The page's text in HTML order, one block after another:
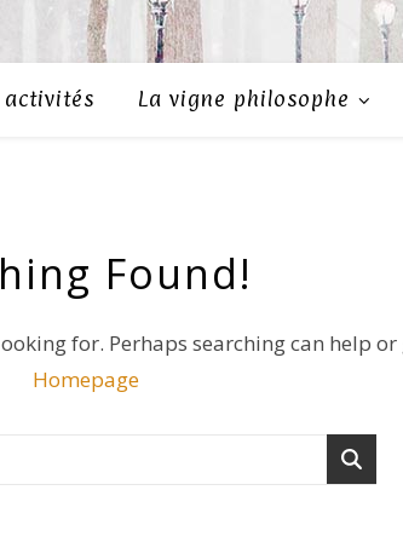
activités La vigne philosophe
Found!
for. Perhaps searching can help or
Homepage